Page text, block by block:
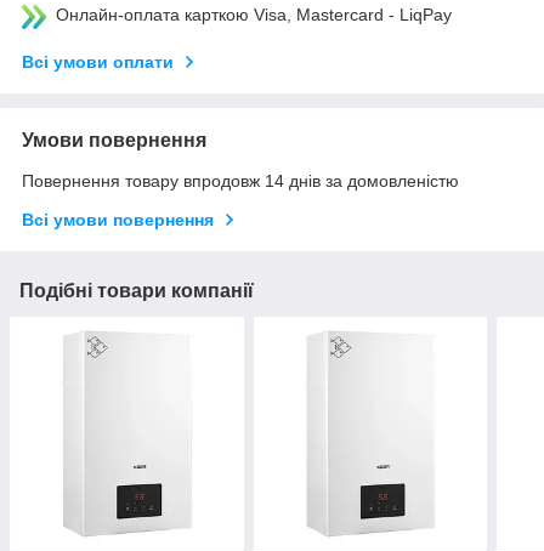
Онлайн-оплата карткою Visa, Mastercard - LiqPay
Всі умови оплати
Умови повернення
Повернення товару впродовж 14 днів за домовленістю
Всі умови повернення
Подібні товари компанії